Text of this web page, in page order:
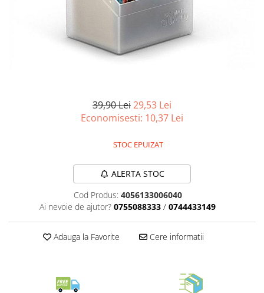
Deck Boxes/Cutii pentru carti
The Army Painter
Alte produse Hobby
Postere
39,90 Lei29,53 Lei
Economisesti: 10,37 Lei
STOC EPUIZAT
ALERTA STOC
Cod Produs: 4056133006040
Ai nevoie de ajutor? 0755088333 / 0744433149
Adauga la Favorite Cere informatii